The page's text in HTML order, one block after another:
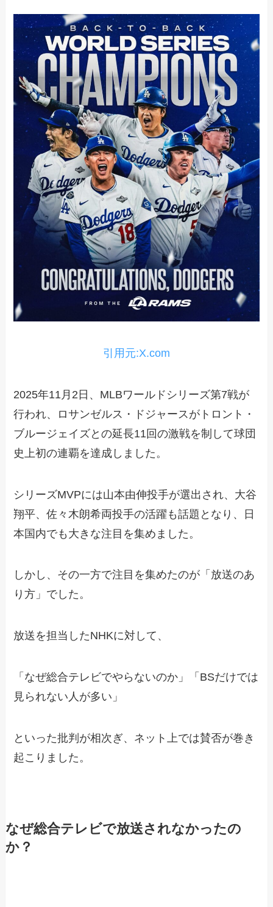
引用元:X.com
2025年11月2日、MLBワールドシリーズ第7戦が
行われ、ロサンゼルス・ドジャースがトロント・
ブルージェイズとの延長11回の激戦を制して球団
史上初の連覇を達成しました。
シリーズMVPには山本由伸投手が選出され、大谷
翔平、佐々木朗希両投手の活躍も話題となり、日
本国内でも大きな注目を集めました。
しかし、その一方で注目を集めたのが「放送のあ
り方」でした。
放送を担当したNHKに対して、
「なぜ総合テレビでやらないのか」「BSだけでは
見られない人が多い」
といった批判が相次ぎ、ネット上では賛否が巻き
起こりました。
なぜ総合テレビで放送されなかったの
か？